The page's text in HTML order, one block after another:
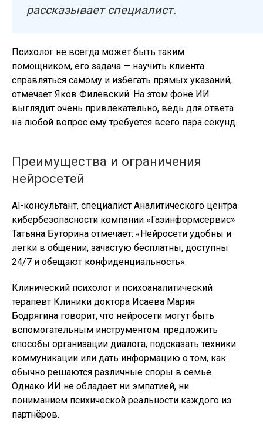
рассказывает специалист.
Психолог не всегда может быть таким
помощником, его задача — научить клиента
справляться самому и избегать прямых указаний,
отмечает Яков Филевский. На этом фоне ИИ
выглядит очень привлекательно, ведь для ответа
на любой вопрос ему требуется всего пара секунд.
Преимущества и ограничения
нейросетей
Al-консультант, специалист Аналитического центра
кибербезопасности компании «Газинформсервис»
Татьяна Буторина отмечает: «Нейросети удобны и
легки в общении, зачастую бесплатны, доступны
24/7 и обещают конфиденциальность».
Клинический психолог и психоаналитический
терапевт Клиники доктора Исаева Мария
Бодрягина говорит, что нейросети могут быть
вспомогательным инструментом: предложить
способы организации диалога, подсказать техники
коммуникации или дать информацию о том, как
обычно решаются различные споры в семье.
Однако ИИ не обладает ни эмпатией, ни
пониманием психической реальности каждого из
партнёров.